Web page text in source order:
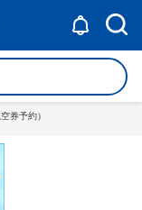
券予約）